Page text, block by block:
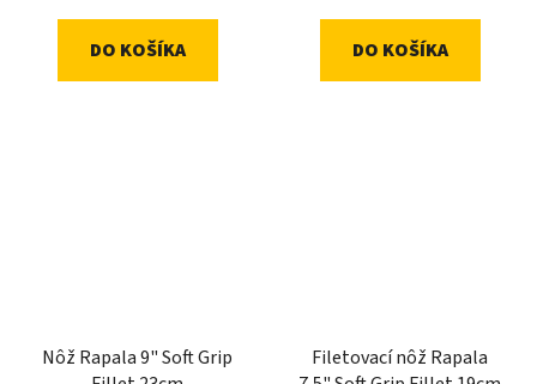
DO KOŠÍKA DO KOŠÍKA
Nôž Rapala 9" Soft Grip
Filetovací nôž Rapala